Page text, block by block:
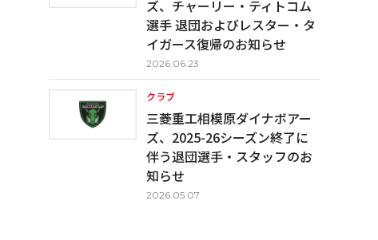
ズ、チャーリー・ティトコム
選手 退団およびレスター・タ
イガース復帰のお知らせ
2026.06.23
クラブ
三菱重工相模原ダイナボアー
ズ、2025-26シーズン終了に
伴う退団選手・スタッフのお
知らせ
2026.05.07